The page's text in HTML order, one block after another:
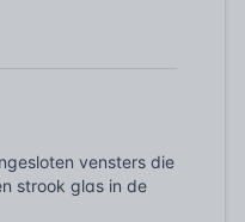
vensters die
strook glas in de